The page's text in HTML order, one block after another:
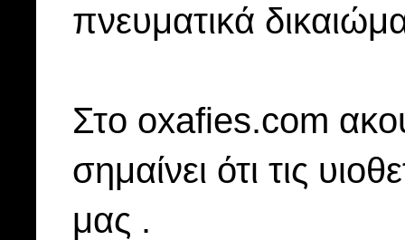
πνευματικά
Στo oxafies.com
σημαίνει ότι τις
μας .